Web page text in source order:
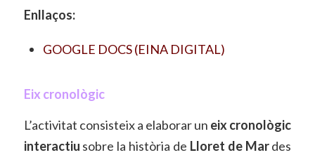
Enllaços:
GOOGLE DOCS (EINA DIGITAL)
Eix cronològic
L’activitat consisteix a elaborar un eix cronològic
interactiu sobre la història de Lloret de Mardes